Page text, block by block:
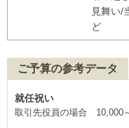
見舞い/
ど
ご予算の参考データ
就任祝い
取引先役員の場合 10,000